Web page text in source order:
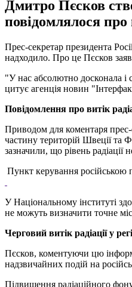
Дмитро Пєсков
повідомлялося про
Прес-секретар президента
надходило. Про це Пєсков
"У нас абсолютно досконала і
цитує агенція новин
Повідомлення про витік
Приводом для коментаря прес-
частину територій Швеції та
зазначили, що рівень
Пункт керування
У Національному інституті
не можуть визначити точне
Черговий витік радіації у
Пєсков, коментуючи цю
надзвичайних подій на
Підвищення радіаційного